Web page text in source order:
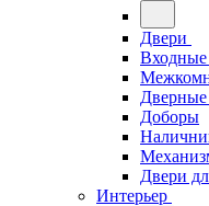
Двери
Входные
Дверные
Доборы
Двери
Интерьер